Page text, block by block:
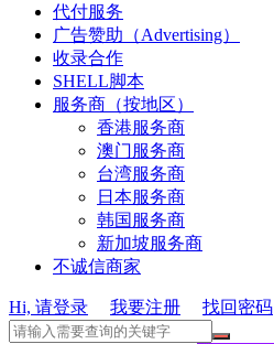
代付服务
广告赞助（Advertising）
收录合作
SHELL脚本
服务商（按地区）
香港服务商
澳门服务商
台湾服务商
日本服务商
韩国服务商
新加坡服务商
不诚信商家
Hi, 请登录 我要注册 找回密码